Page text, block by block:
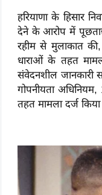
हरियाणा के हिसार
देने के आरोप में पूछताछ
रहीम से मुलाकात की,
धाराओं के तहत मामला
संवेदनशील जानकारी
गोपनीयता
तहत मामला दर्ज